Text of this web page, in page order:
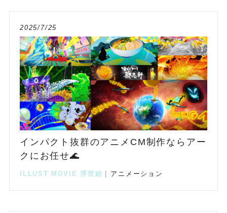
2025/7/25
インパクト抜群のアニメCM制作ならアー
クにお任せ🌊
ILLUST MOVIE 浮世絵 アニメーション